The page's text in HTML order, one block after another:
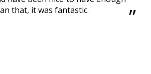
that, it was fantastic.